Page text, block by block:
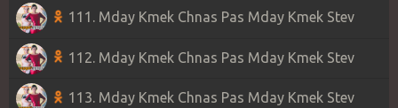
111. Mday Kmek Chnas Pas Mday Kmek Stev
112. Mday Kmek Chnas Pas Mday Kmek Stev
113. Mday Kmek Chnas Pas Mday Kmek Stev